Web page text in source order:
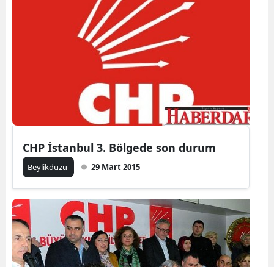
CHP İstanbul 3. Bölgede son durum
Beylikdüzü 29 Mart 2015